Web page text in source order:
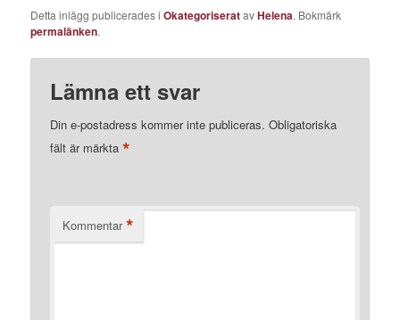
Detta inlägg publicerades iOkategoriseratavHelena. Bokmärk
permalänken.
Lämna ett svar
Din e-postadress kommer inte publiceras. Obligatoriska
fält är märkta*
Kommentar *